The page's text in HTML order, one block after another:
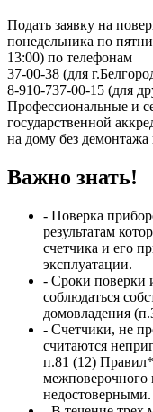
Подать заявку на
понедельника по
13:00) по телефонам
37-00-38 (для
8-910-737-00-15 (для
Профессиональные и
государственной
на дому без демонтажа
Важно знать!
- Поверка
результатам
счетчика и его
эксплуатации.
- Сроки поверки
соблюдаться
домовладения
- Счетчики, не
считаются
п.81 (12)
межповерочного
недостоверными.